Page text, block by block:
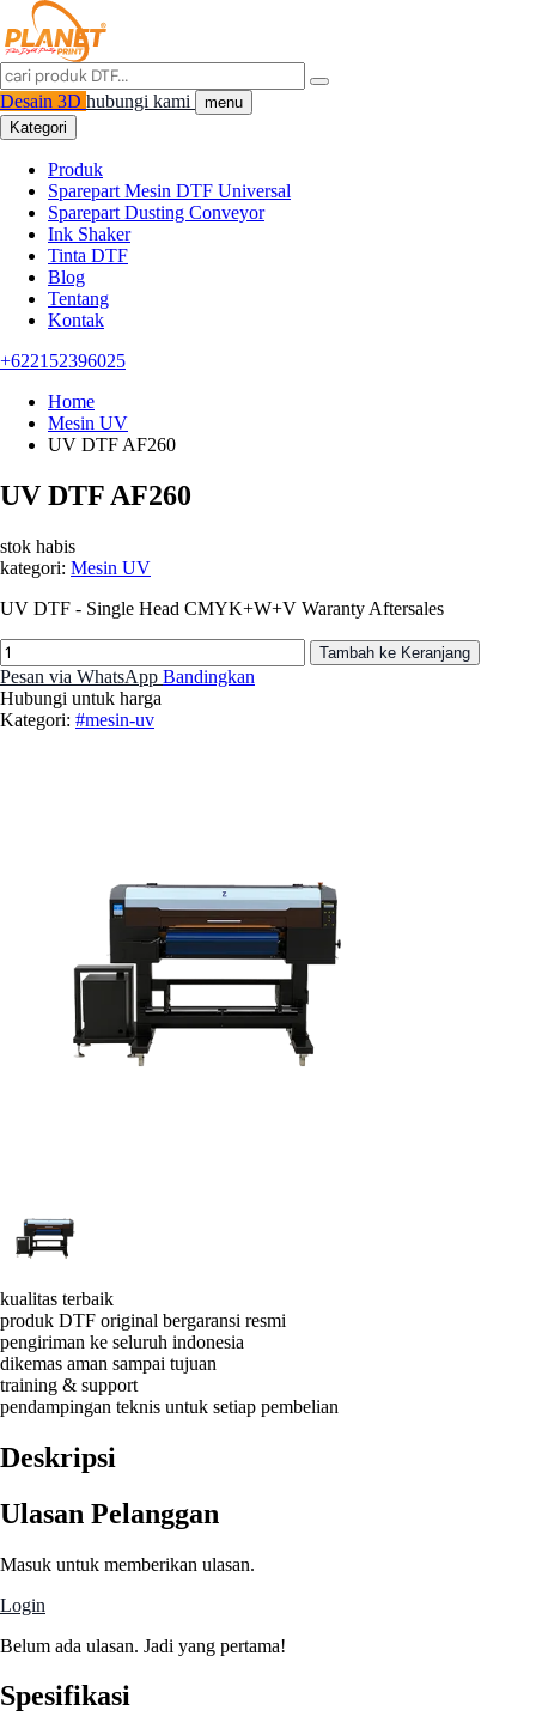
Desain 3D hubungi kami
menu
Kategori
Produk
Sparepart Mesin DTF Universal
Sparepart Dusting Conveyor
Ink Shaker
Tinta DTF
Blog
Tentang
Kontak
+622152396025
Home
Mesin UV
UV DTF AF260
UV DTF AF260
stok habis
kategori: Mesin UV
UV DTF - Single Head CMYK+W+V Waranty Aftersales
Tambah ke Keranjang
Pesan via WhatsApp Bandingkan
Hubungi untuk harga
Kategori: #mesin-uv
kualitas terbaik
produk DTF original bergaransi resmi
pengiriman ke seluruh indonesia
dikemas aman sampai tujuan
training & support
pendampingan teknis untuk setiap pembelian
Deskripsi
Ulasan Pelanggan
Masuk untuk memberikan ulasan.
Login
Belum ada ulasan. Jadi yang pertama!
Spesifikasi